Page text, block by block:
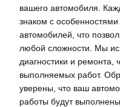
вашего автомобиля.
знаком с
автомобилей, что
любой сложности. Мы
диагностики и ремонта,
выполняемых работ.
уверены, что ваш
работы будут